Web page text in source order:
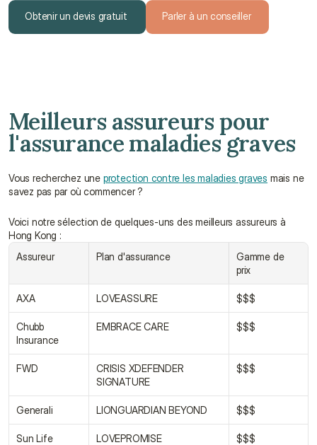
Obtenir un devis gratuit Parler à un conseiller
Meilleurs assureurs pour
l'assurance maladies graves
Vous recherchez une protection contre les maladies graves mais ne
savez pas par où commencer ?
Voici notre sélection de quelques-uns des meilleurs assureurs à
Hong Kong :
Assureur
Plan d'assurance
Gamme de
prix
AXA LOVEASSURE $$$
Chubb
Insurance
EMBRACE CARE $$$
FWD
CRISIS XDEFENDER
SIGNATURE
$$$
Generali LIONGUARDIAN BEYOND $$$
Sun Life LOVEPROMISE $$$